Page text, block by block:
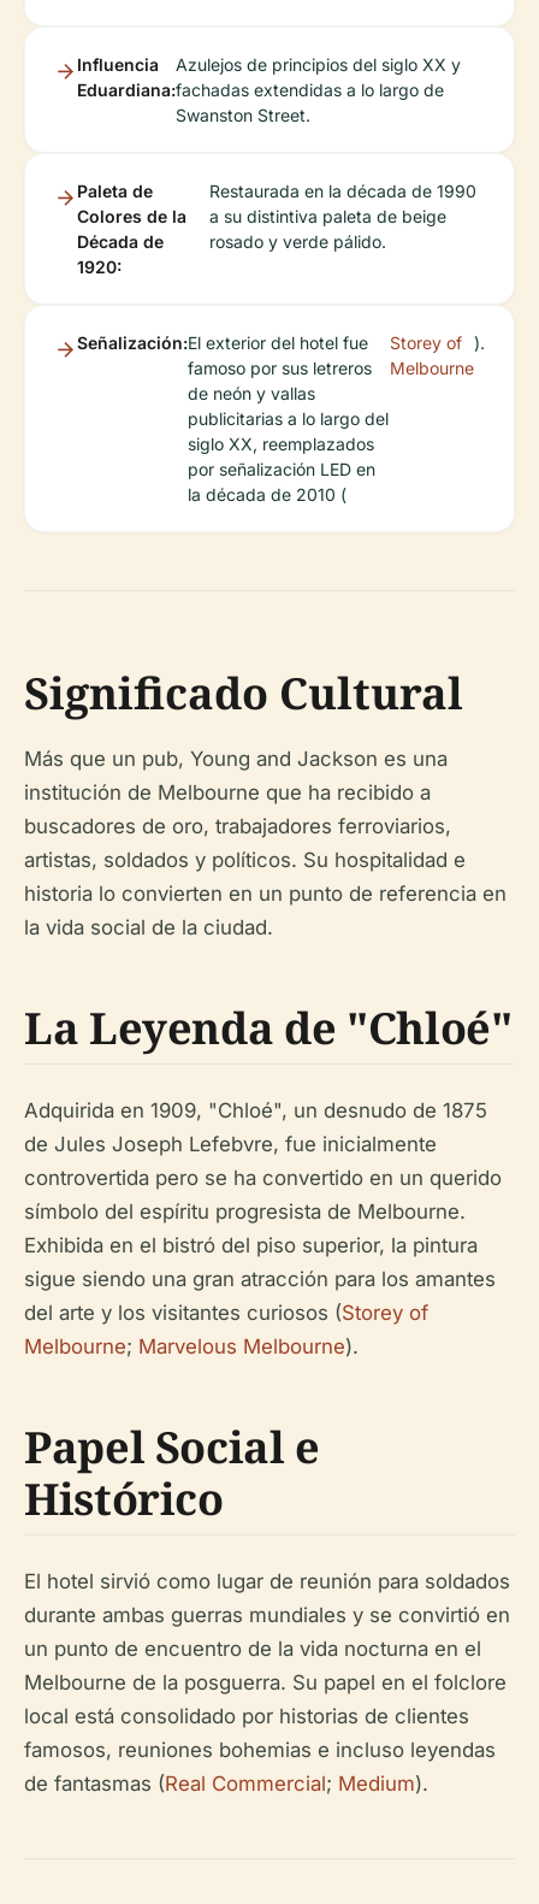
Influencia
Eduardiana:
Azulejos de principios del siglo XX y
fachadas extendidas a lo largo de
Swanston Street.
Paleta de
Colores de la
Década de
1920:
Restaurada en la década de 1990
a su distintiva paleta de beige
rosado y verde pálido.
Señalización:El exterior del hotel fue
famoso por sus letreros
de neón y vallas
publicitarias a lo largo del
siglo XX, reemplazados
por señalización LED en
la década de 2010 (
Storey of
Melbourne
).
Significado Cultural
Más que un pub, Young and Jackson es una
institución de Melbourne que ha recibido a
buscadores de oro, trabajadores ferroviarios,
artistas, soldados y políticos. Su hospitalidad e
historia lo convierten en un punto de referencia en
la vida social de la ciudad.
La Leyenda de "Chloé"
Adquirida en 1909, "Chloé", un desnudo de 1875
de Jules Joseph Lefebvre, fue inicialmente
controvertida pero se ha convertido en un querido
símbolo del espíritu progresista de Melbourne.
Exhibida en el bistró del piso superior, la pintura
sigue siendo una gran atracción para los amantes
del arte y los visitantes curiosos (Storey of
Melbourne; Marvelous Melbourne).
Papel Social e
Histórico
El hotel sirvió como lugar de reunión para soldados
durante ambas guerras mundiales y se convirtió en
un punto de encuentro de la vida nocturna en el
Melbourne de la posguerra. Su papel en el folclore
local está consolidado por historias de clientes
famosos, reuniones bohemias e incluso leyendas
de fantasmas (Real Commercial; Medium).